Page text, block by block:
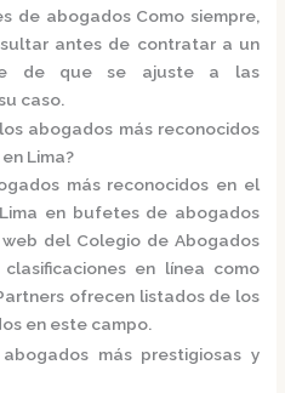
de abogados Como siempre,
antes de contratar a un
de que se ajuste a las
caso.
abogados más reconocidos
Lima?
más reconocidos en el
en bufetes de abogados
del Colegio de Abogados
clasificaciones en línea como
ofrecen listados de los
en este campo.
más prestigiosas y